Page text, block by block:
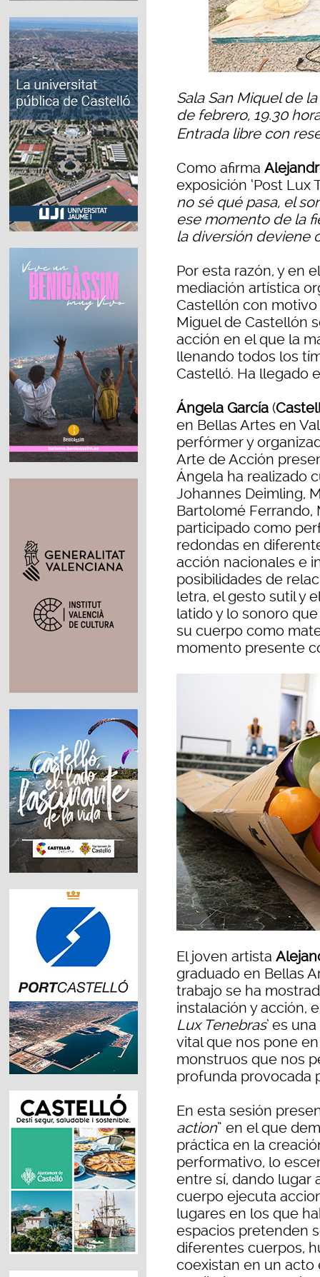
Sala San Miquel de
de febrero, 19.30
Entrada libre con
Como afirma
exposición ‘Post Lux
no sé qué pasa, el
ese momento de la
la diversión deviene
Por esta razón, y en
mediación artística
Castellón con
Miguel de Castellón
acción en el que la
llenando todos los
Castelló. Ha llegado
Ángela García (
en Bellas Artes en
perfórmer y
Arte de Acción
Ángela ha realizado
Johannes Deimling,
Bartolomé Ferrando,
participado como
redondas en
acción nacionales e
posibilidades de
letra, el gesto sutil y
latido y lo sonoro
su cuerpo como
momento presente
El joven artista
graduado en Bellas
trabajo se ha
instalación y acción,
Lux Tenebras’ es
vital que nos pone
monstruos que nos
profunda provocada
En esta sesión
action” en el que
práctica en la
performativo, lo
entre sí, dando lugar
cuerpo ejecuta
lugares en los que
espacios pretenden
diferentes cuerpos,
coexistan en un acto